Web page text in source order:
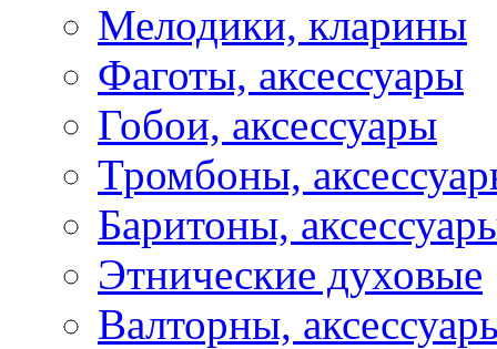
Мелодики, кларины
Фаготы, аксессуары
Гобои, аксессуары
Тромбоны,
Баритоны,
Этнические духовые
Валторны,